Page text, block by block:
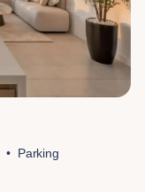
Parking